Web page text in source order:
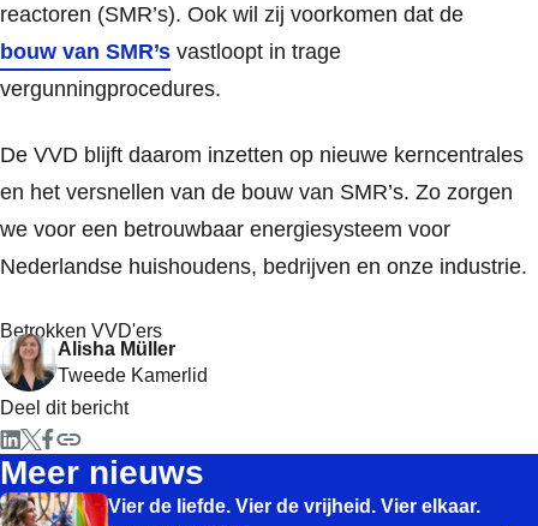
reactoren (SMR’s). Ook wil zij voorkomen dat de
bouw van SMR’s vastloopt in trage
vergunningprocedures.
De VVD blijft daarom inzetten op nieuwe kerncentrales
en het versnellen van de bouw van SMR’s. Zo zorgen
we voor een betrouwbaar energiesysteem voor
Nederlandse huishoudens, bedrijven en onze industrie.
Betrokken VVD'ers
Alisha Müller
Tweede Kamerlid
Deel dit bericht
Meer nieuws
Vier de liefde. Vier de vrijheid. Vier elkaar.